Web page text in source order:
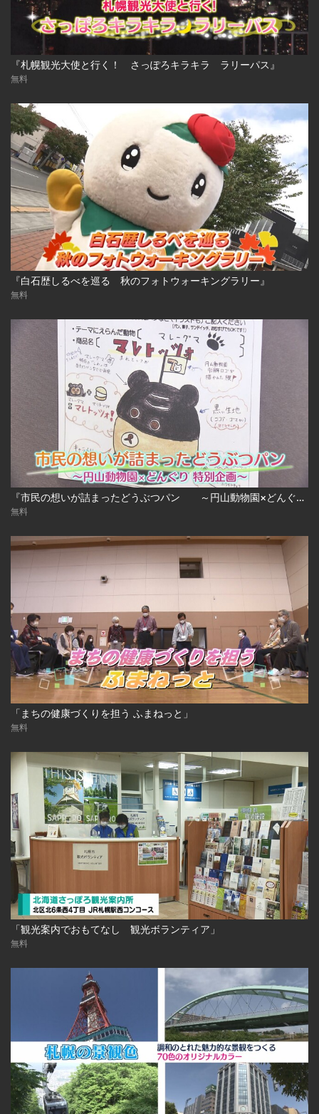
『札幌観光大使と行く！ さっぽろキラキラ ラリーパス』
無料
『白石歴しるべを巡る 秋のフォトウォーキングラリー』
無料
『市民の想いが詰まったどうぶつパン ～円山動物園×どんぐり特別企画～』
無料
「まちの健康づくりを担う ふまねっと」
無料
「観光案内でおもてなし 観光ボランティア」
無料